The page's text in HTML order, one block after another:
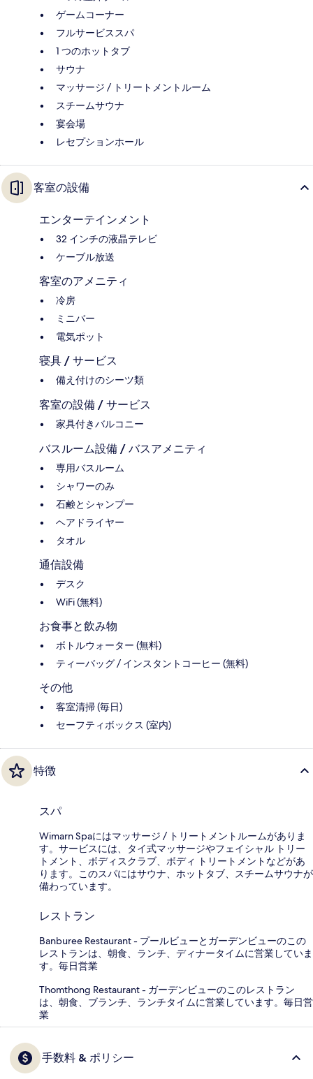
ゲームコーナー
フルサービススパ
1 つのホットタブ
サウナ
マッサージ / トリートメントルーム
スチームサウナ
宴会場
レセプションホール
客室の設備
エンターテインメント
32 インチの液晶テレビ
ケーブル放送
客室のアメニティ
冷房
ミニバー
電気ポット
寝具 / サービス
備え付けのシーツ類
客室の設備 / サービス
家具付きバルコニー
バスルーム設備 / バスアメニティ
専用バスルーム
シャワーのみ
石鹸とシャンプー
ヘアドライヤー
タオル
通信設備
デスク
WiFi (無料)
お食事と飲み物
ボトルウォーター (無料)
ティーバッグ / インスタントコーヒー (無料)
その他
客室清掃 (毎日)
セーフティボックス (室内)
特徴
スパ
Wimarn Spaにはマッサージ / トリートメントルームがありま
す。サービスには、タイ式マッサージやフェイシャル トリー
トメント、ボディスクラブ、ボディ トリートメントなどがあ
ります。このスパにはサウナ、ホットタブ、スチームサウナが
備わっています。
レストラン
Banburee Restaurant - プールビューとガーデンビューのこの
レストランは、朝食、ランチ、ディナータイムに営業していま
す。毎日営業
Thomthong Restaurant - ガーデンビューのこのレストラン
は、朝食、ブランチ、ランチタイムに営業しています。毎日営
業
手数料 & ポリシー